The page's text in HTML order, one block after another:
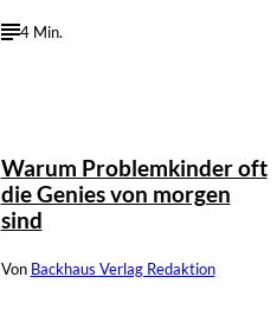
4 Min.
Warum Problemkinder oft
die Genies von morgen
sind
Von Backhaus Verlag Redaktion